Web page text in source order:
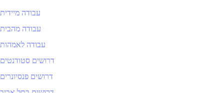
עבודה מיידית
עבודה מהבית
עבודה לאמהות
דרושים סטודנטים
דרושים פנסיונרים